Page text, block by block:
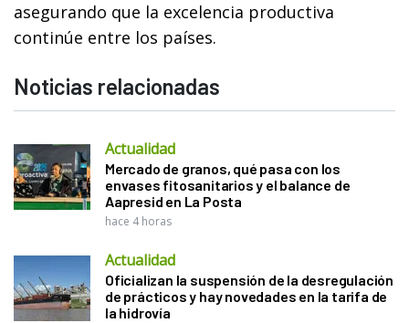
asegurando que la excelencia productiva
continúe entre los países.
Noticias relacionadas
Actualidad
Mercado de granos, qué pasa con los
envases fitosanitarios y el balance de
Aapresid en La Posta
hace 4 horas
Actualidad
Oficializan la suspensión de la desregulación
de prácticos y hay novedades en la tarifa de
la hidrovía